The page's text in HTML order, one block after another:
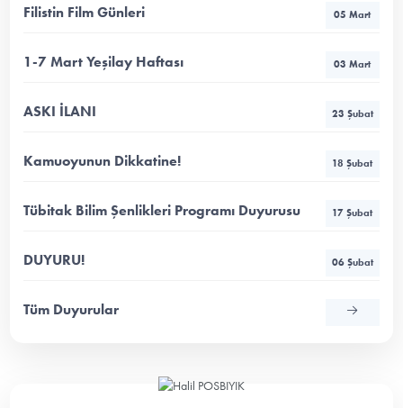
Filistin Film Günleri 05 Mart
1-7 Mart Yeşilay Haftası 03 Mart
ASKI İLANI 23 Şubat
Kamuoyunun Dikkatine! 18 Şubat
Tübitak Bilim Şenlikleri Programı Duyurusu 17 Şubat
DUYURU! 06 Şubat
Tüm Duyurular